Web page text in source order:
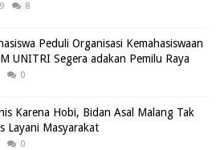
8
Peduli Organisasi Kemahasiswaan
UNITRI Segera adakan Pemilu Raya
0
Karena Hobi, Bidan Asal Malang Tak
Layani Masyarakat
0